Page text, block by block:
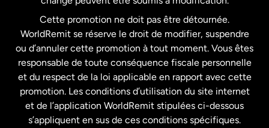
France
Malaisie
Nouvelle-Zélande
Cette promotion ne doit pas être détournée.
WorldRemit se réserve le droit de modifier, suspendre
ou d’annuler cette promotion à tout moment. Vous êtes
responsable de toute conséquence fiscale personnelle
et du respect de la loi applicable en rapport avec cette
promotion. Les conditions d’utilisation du site internet
et de l’application WorldRemit stipulées ci-dessous
s’appliquent en sus de ces conditions spécifiques.